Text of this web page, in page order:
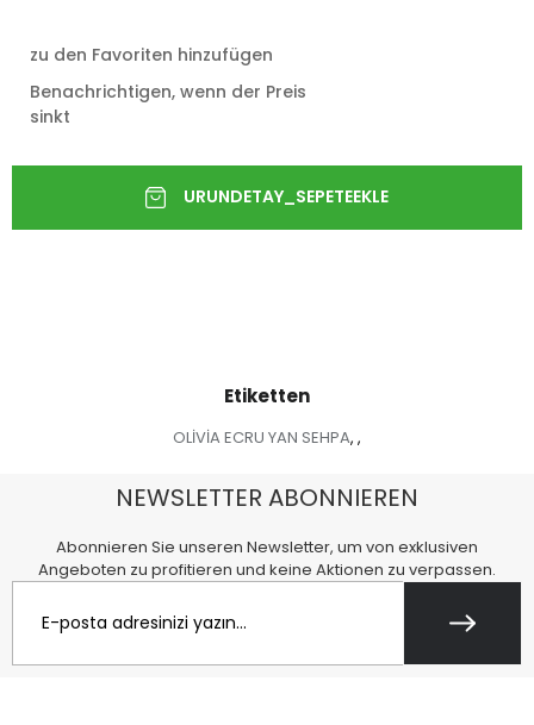
zu den Favoriten hinzufügen
Benachrichtigen, wenn der Preis
sinkt
Etiketten
OLİVİA ECRU YAN SEHPA, ,
NEWSLETTER ABONNIEREN
Abonnieren Sie unseren Newsletter, um von exklusiven
Angeboten zu profitieren und keine Aktionen zu verpassen.